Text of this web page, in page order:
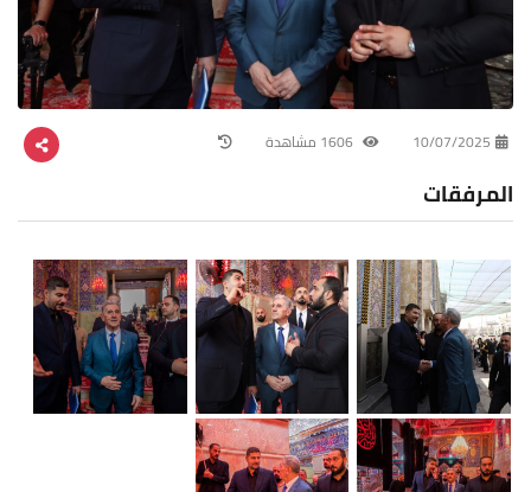
10/07/2025
المرفقات